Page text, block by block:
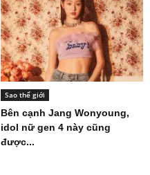
Sao thế giới
Bên cạnh Jang Wonyoung,
idol nữ gen 4 này cũng
được...